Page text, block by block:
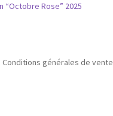
“Octobre Rose” 2025
Conditions générales de vente